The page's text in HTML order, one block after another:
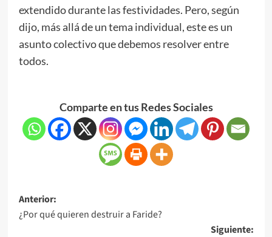
extendido durante las festividades. Pero, según
dijo, más allá de un tema individual, este es un
asunto colectivo que debemos resolver entre
todos.
Comparte en tus Redes Sociales
Anterior:
¿Por qué quieren destruir a Faride?
Siguiente: